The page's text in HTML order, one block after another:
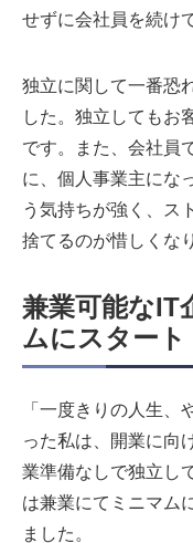
せずに会社員を続け
独立に関して一番恐
した。独立してもお
です。また、会社員
に、個人事業主にな
う気持ちが強く、ス
捨てるのが惜しくな
兼業可能なIT
ムにスタート
「一度きりの人生、
った私は、開業に向
業準備なしで独立し
は兼業にてミニマム
ました。